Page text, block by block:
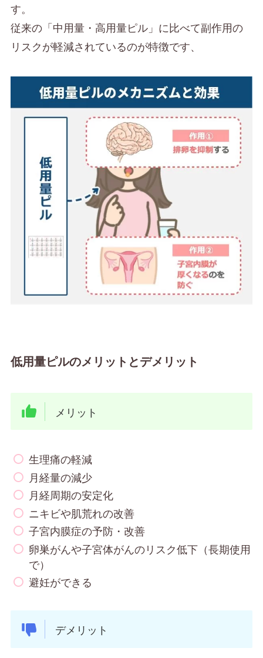
す。
従来の「中用量・高用量ピル」に比べて副作用の
リスクが軽減されているのが特徴です、
低用量ピルのメリットとデメリット
メリット
生理痛の軽減
月経量の減少
月経周期の安定化
ニキビや肌荒れの改善
子宮内膜症の予防・改善
卵巣がんや子宮体がんのリスク低下（長期使用
で）
避妊ができる
デメリット